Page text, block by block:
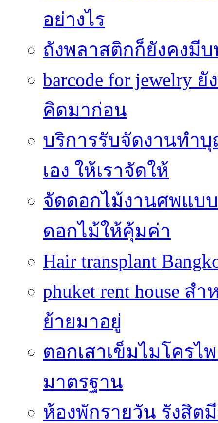
อย่างไร
ถังพลาสติกก็ยังคงมี
barcode for jewelry
คิดมาก่อน
บริการรับจัดงานทำ
เอง ให้เราจัดให้
จัดดอกไม้งานศพแบ
ดอกไม้ให้คุ้มค่า
Hair transplant
phuket rent house
ย้ายมาอยู่
ตอกเสาเข็มไมโคร
มาตรฐาน
ห้องพักรายวัน รังสิต